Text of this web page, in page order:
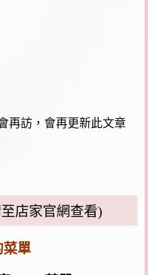
再訪，會再更新此文章
店家官網查看)
菜單